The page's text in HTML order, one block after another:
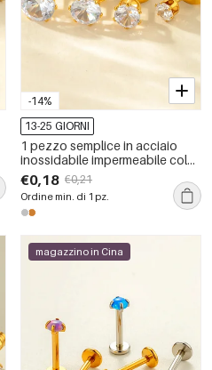
-14%
13-25 GIORNI
1 pezzo semplice in acciaio
inossidabile impermeabile color
oro con zircone piercing
orecchino
€0,18 €0,21
Ordine min. di 1 pz.
magazzino in Cina